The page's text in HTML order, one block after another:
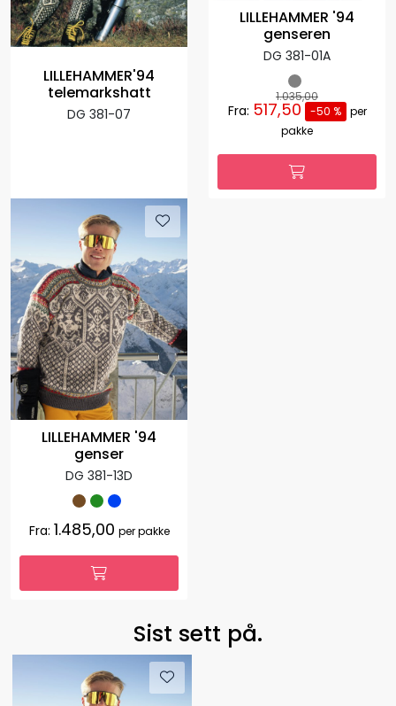
LILLEHAMMER'94
telemarkshatt
DG 381-07
LILLEHAMMER '94
genseren
DG 381-01A
1.035,00
Fra: 517,50 -50 %
per
pakke
LILLEHAMMER '94
genser
DG 381-13D
Fra: 1.485,00 per pakke
Sist sett på.